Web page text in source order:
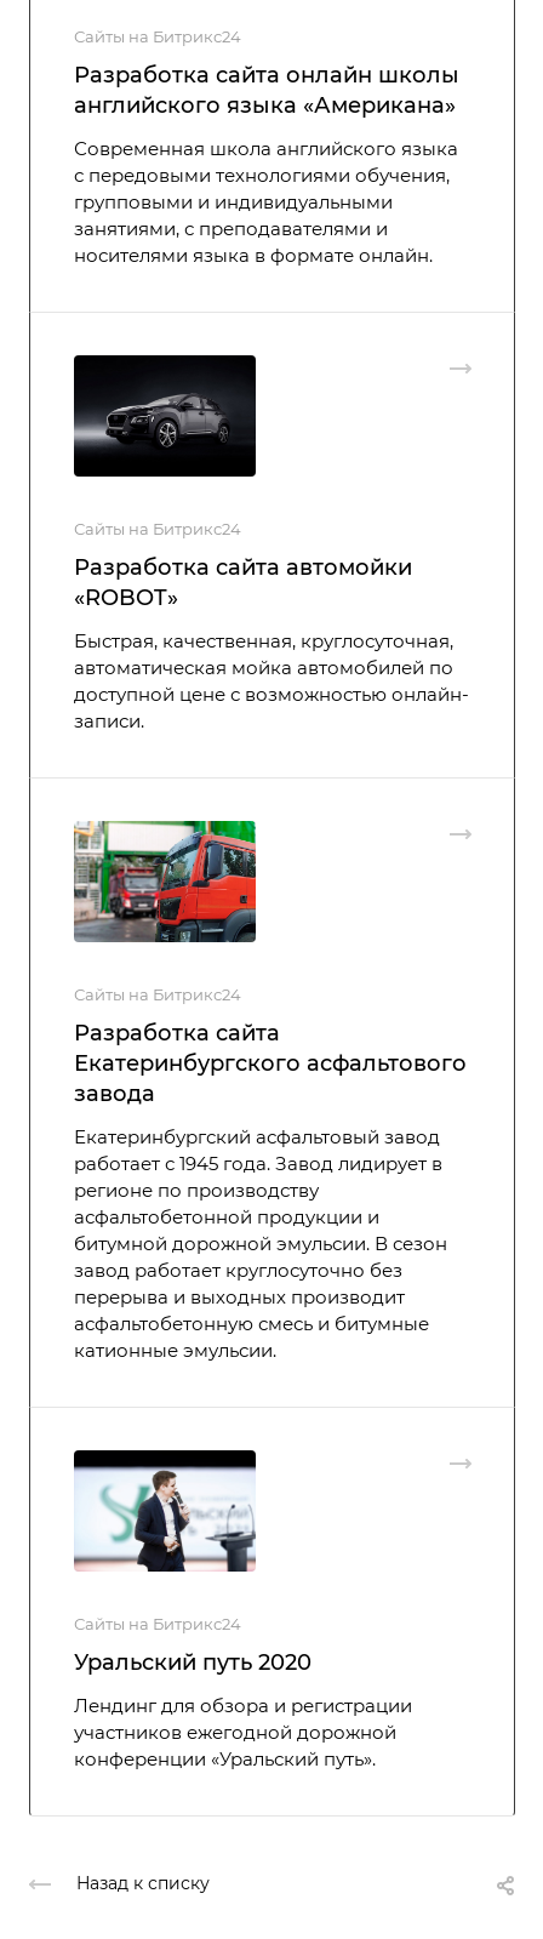
Сайты на Битрикс24
Разработка сайта онлайн школы
английского языка «Американа»
Современная школа английского языка
с передовыми технологиями обучения,
групповыми и индивидуальными
занятиями, с преподавателями и
носителями языка в формате онлайн.
Сайты на Битрикс24
Разработка сайта автомойки
«ROBOT»
Быстрая, качественная, круглосуточная,
автоматическая мойка автомобилей по
доступной цене с возможностью онлайн-
записи.
Сайты на Битрикс24
Разработка сайта
Екатеринбургского асфальтового
завода
Екатеринбургский асфальтовый завод
работает с 1945 года. Завод лидирует в
регионе по производству
асфальтобетонной продукции и
битумной дорожной эмульсии. В сезон
завод работает круглосуточно без
перерыва и выходных производит
асфальтобетонную смесь и битумные
катионные эмульсии.
Сайты на Битрикс24
Уральский путь 2020
Лендинг для обзора и регистрации
участников ежегодной дорожной
конференции «Уральский путь».
Назад к списку